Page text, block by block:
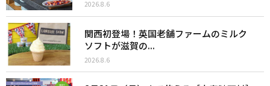
2026.8.6
関西初登場！英国老舗ファームのミルク
ソフトが滋賀の...
2026.8.6